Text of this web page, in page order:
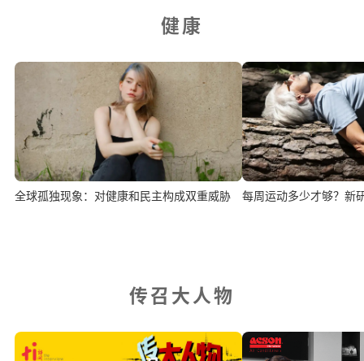
健康
全球孤独现象：对健康和民主构成双重威胁 每周运动多少才够？
传召大人物